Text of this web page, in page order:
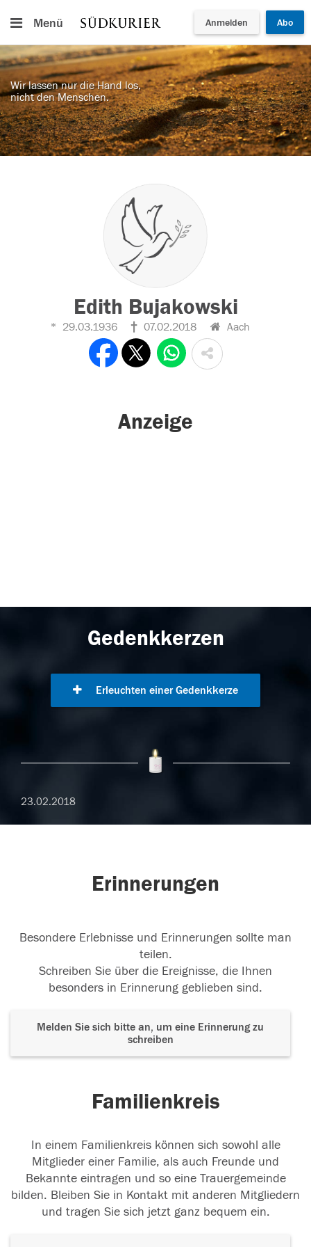
Menü Anmelden Abo
Wir lassen nur die Hand los,
nicht den Menschen.
Edith Bujakowski
29.03.1936 07.02.2018 Aach
Anzeige
Gedenkkerzen
Erleuchten einer Gedenkkerze
23.02.2018
Erinnerungen
Besondere Erlebnisse und Erinnerungen sollte man
teilen.
Schreiben Sie über die Ereignisse, die Ihnen
besonders in Erinnerung geblieben sind.
Melden Sie sich bitte an, um eine Erinnerung zu
schreiben
Familienkreis
In einem Familienkreis können sich sowohl alle
Mitglieder einer Familie, als auch Freunde und
Bekannte eintragen und so eine Trauergemeinde
bilden. Bleiben Sie in Kontakt mit anderen Mitgliedern
und tragen Sie sich jetzt ganz bequem ein.